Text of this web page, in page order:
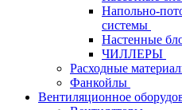
Напольно-
системы
Настенные
ЧИЛЛЕРЫ
Расходные
Фанкойлы
Вентиляционное